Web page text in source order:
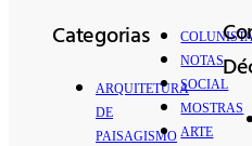
Categorias
ARQUITETURA
DE
PAISAGISMO
NOTAS
SOCIAL
MOSTRAS
ARTE